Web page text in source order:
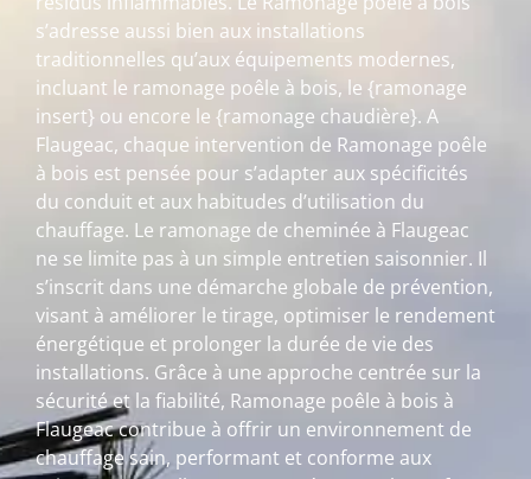
s’adresse aussi bien aux installations
traditionnelles qu’aux équipements modernes,
incluant le ramonage poêle à bois, le {ramonage
insert} ou encore le {ramonage chaudière}. A
Flaugeac, chaque intervention de Ramonage poêle
à bois est pensée pour s’adapter aux spécificités
du conduit et aux habitudes d’utilisation du
chauffage. Le ramonage de cheminée à Flaugeac
ne se limite pas à un simple entretien saisonnier. Il
s’inscrit dans une démarche globale de prévention,
visant à améliorer le tirage, optimiser le rendement
énergétique et prolonger la durée de vie des
installations. Grâce à une approche centrée sur la
sécurité et la fiabilité, Ramonage poêle à bois à
Flaugeac contribue à offrir un environnement de
chauffage sain, performant et conforme aux